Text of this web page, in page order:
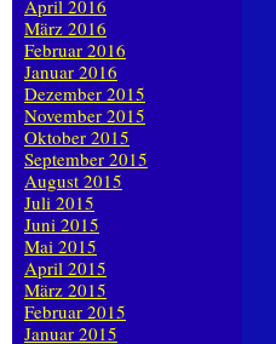
April 2016
März 2016
Februar 2016
Januar 2016
Dezember 2015
November 2015
Oktober 2015
September 2015
August 2015
Juli 2015
Juni 2015
Mai 2015
April 2015
März 2015
Februar 2015
Januar 2015